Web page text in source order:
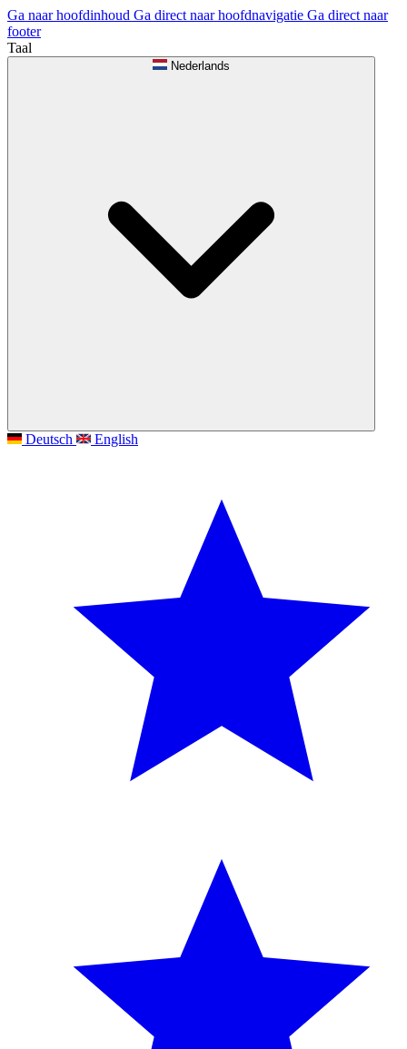
Ga naar hoofdinhoud Ga direct naar hoofdnavigatie Ga direct naar
footer
Taal
Nederlands
Deutsch English